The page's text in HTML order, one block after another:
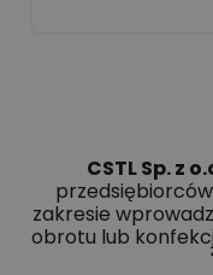
CSTL Sp. z
zakresie
obrotu lub